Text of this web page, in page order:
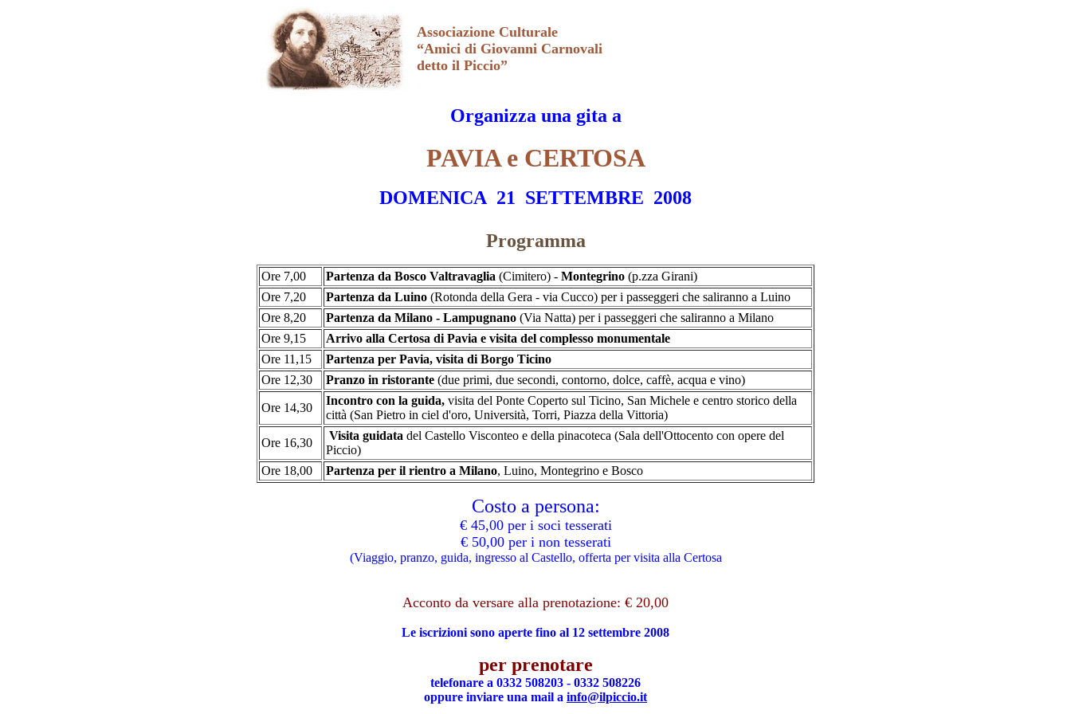
Associazione Culturale
“Amici di Giovanni Carnovali
detto il Piccio”
Organizza una gita a
PAVIA e CERTOSA
DOMENICA 21 SETTEMBRE 2008
Programma
Ore 7,00 Partenza da Bosco Valtravaglia (Cimitero) - Montegrino (p.zza Girani)
Ore 7,20
Partenza da Luino (Rotonda della Gera - via Cucco) per i passeggeri che saliranno a Luino
Ore 8,20
Partenza da Milano - Lampugnano (Via Natta) per i passeggeri che saliranno a Milano
Ore 9,15
Arrivo alla Certosa di Pavia e visita del complesso monumentale
Ore 11,15
Partenza per Pavia, visita di Borgo Ticino
Ore 12,30
Pranzo in ristorante (due primi, due secondi, contorno, dolce, caffè, acqua e vino)
Ore 14,30
Incontro con la guida, visita del Ponte Coperto sul Ticino, San Michele e centro storico della
città (San Pietro in ciel d'oro, Università, Torri, Piazza della Vittoria)
Ore 16,30
Visita guidata del Castello Visconteo e della pinacoteca (Sala dell'Ottocento con opere del
Piccio)
Ore 18,00
Partenza per il rientro a Milano, Luino, Montegrino e Bosco
Costo a persona:
€ 45,00 per i soci tesserati
€ 50,00 per i non tesserati
(Viaggio, pranzo, guida, ingresso al Castello, offerta per visita alla Certosa
Acconto da versare alla prenotazione: € 20,00
Le iscrizioni sono aperte fino al 12 settembre 2008
per prenotare
telefonare a 0332 508203 - 0332 508226
oppure inviare una mail a info@ilpiccio.it